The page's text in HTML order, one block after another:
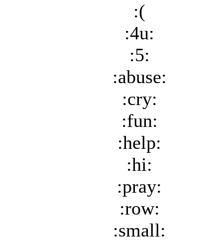
:(
:4u:
:5:
:abuse:
:cry:
:fun:
:help:
:hi:
:pray:
:row:
:small: